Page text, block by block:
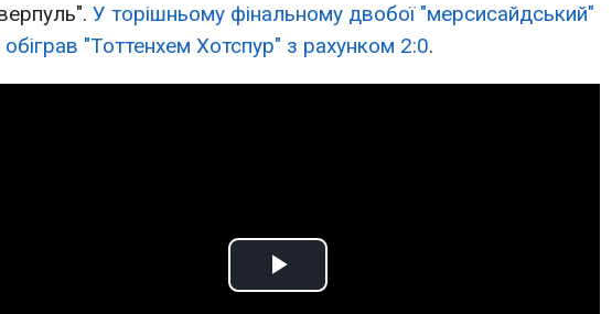
У торішньому фінальному двобої "мерсисайдський"
обіграв "Тоттенхем Хотспур" з рахунком 2:0.
Play